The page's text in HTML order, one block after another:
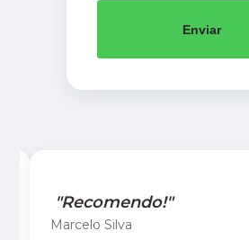
Enviar
"Recomendo!"
Marcelo Silva